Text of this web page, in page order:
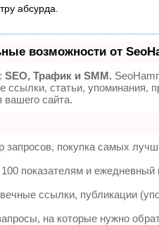
абсурда.
возможности от
SEO, Трафик и SMM.
статьи, упоминания,
сайта.
покупка самых
показателям и ежедневный
ссылки, публикации
на которые нужно